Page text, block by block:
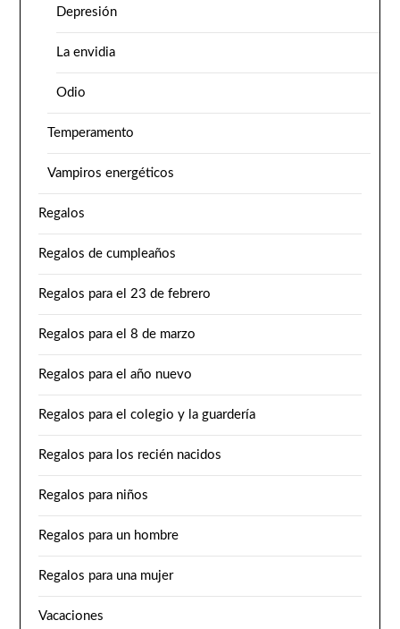
Depresión
La envidia
Odio
Temperamento
Vampiros energéticos
Regalos
Regalos de cumpleaños
Regalos para el 23 de febrero
Regalos para el 8 de marzo
Regalos para el año nuevo
Regalos para el colegio y la guardería
Regalos para los recién nacidos
Regalos para niños
Regalos para un hombre
Regalos para una mujer
Vacaciones